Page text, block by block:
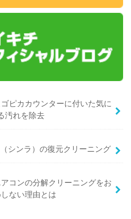
ピカカウンターに付いた気に
汚れを除去
シンラ）の復元クリーニング
コンの分解クリーニングをお
ない理由とは